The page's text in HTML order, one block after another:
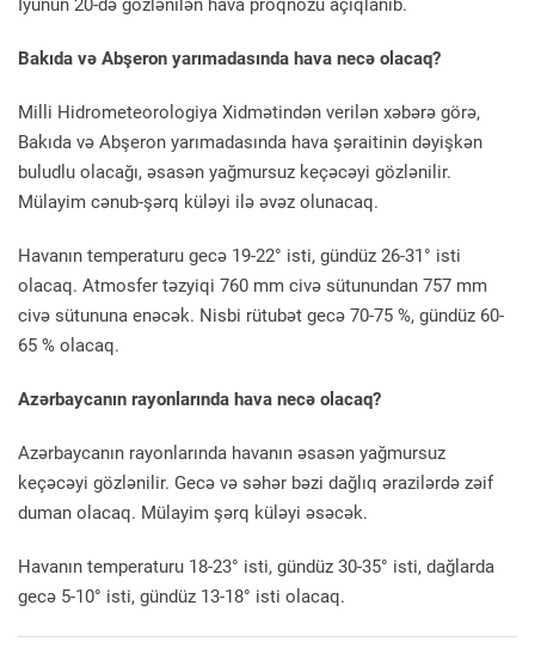
İyunun 20-də gözlənilən hava proqnozu açıqlanıb.
Bakıda və Abşeron yarımadasında hava necə olacaq?
Milli Hidrometeorologiya Xidmətindən verilən xəbərə görə,
Bakıda və Abşeron yarımadasında hava şəraitinin dəyişkən
buludlu olacağı, əsasən yağmursuz keçəcəyi gözlənilir.
Mülayim cənub-şərq küləyi ilə əvəz olunacaq.
Havanın temperaturu gecə 19-22° isti, gündüz 26-31° isti
olacaq. Atmosfer təzyiqi 760 mm civə sütunundan 757 mm
civə sütununa enəcək. Nisbi rütubət gecə 70-75 %, gündüz 60-
65 % olacaq.
Azərbaycanın rayonlarında hava necə olacaq?
Azərbaycanın rayonlarında havanın əsasən yağmursuz
keçəcəyi gözlənilir. Gecə və səhər bəzi dağlıq ərazilərdə zəif
duman olacaq. Mülayim şərq küləyi əsəcək.
Havanın temperaturu 18-23° isti, gündüz 30-35° isti, dağlarda
gecə 5-10° isti, gündüz 13-18° isti olacaq.